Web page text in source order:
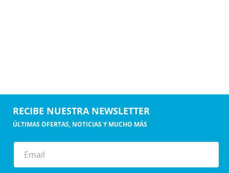
RECIBE NUESTRA NEWSLETTER
ÚLTIMAS OFERTAS, NOTICIAS Y MUCHO MÁS